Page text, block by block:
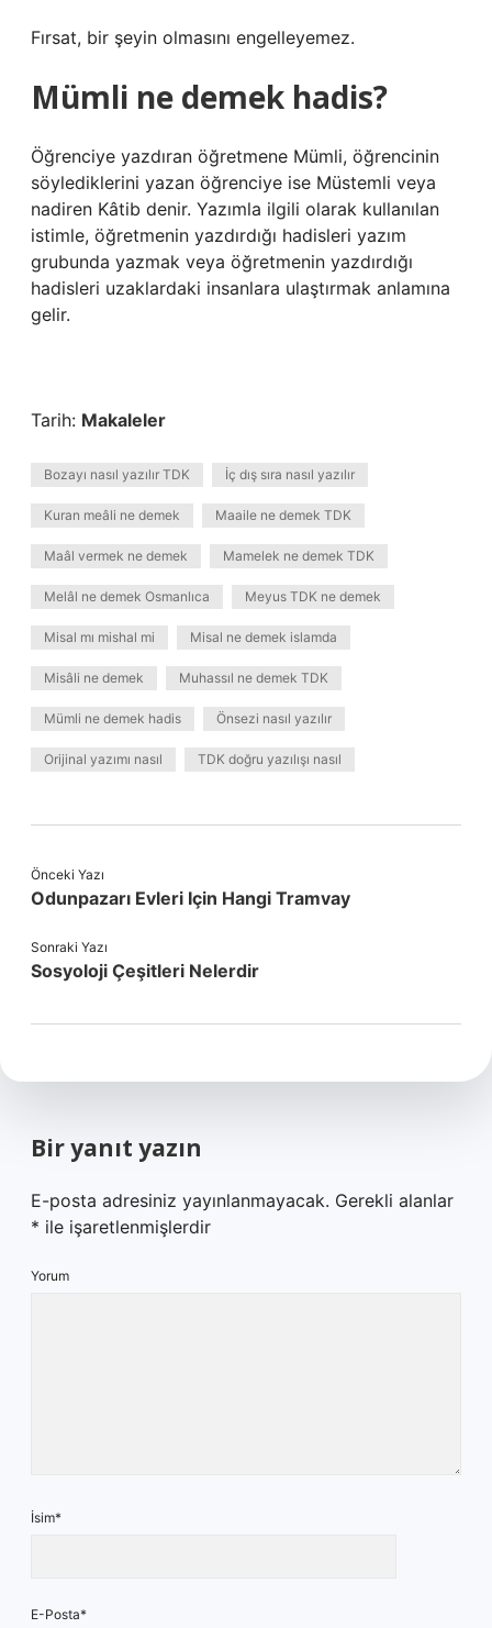
Fırsat, bir şeyin olmasını engelleyemez.
Mümli ne demek hadis?
Öğrenciye yazdıran öğretmene Mümli, öğrencinin
söylediklerini yazan öğrenciye ise Müstemli veya
nadiren Kâtib denir. Yazımla ilgili olarak kullanılan
istimle, öğretmenin yazdırdığı hadisleri yazım
grubunda yazmak veya öğretmenin yazdırdığı
hadisleri uzaklardaki insanlara ulaştırmak anlamına
gelir.
Tarih: Makaleler
Bozayı nasıl yazılır TDK İç dış sıra nasıl yazılır
Kuran meâli ne demek Maaile ne demek TDK
Maâl vermek ne demek Mamelek ne demek TDK
Melâl ne demek Osmanlıca Meyus TDK ne demek
Misal mı mishal mi Misal ne demek islamda
Misâli ne demek Muhassıl ne demek TDK
Mümli ne demek hadis Önsezi nasıl yazılır
Orijinal yazımı nasıl TDK doğru yazılışı nasıl
Önceki Yazı
Odunpazarı Evleri Için Hangi Tramvay
Sonraki Yazı
Sosyoloji Çeşitleri Nelerdir
Bir yanıt yazın
E-posta adresiniz yayınlanmayacak. Gerekli alanlar
* ile işaretlenmişlerdir
Yorum
İsim*
E-Posta*